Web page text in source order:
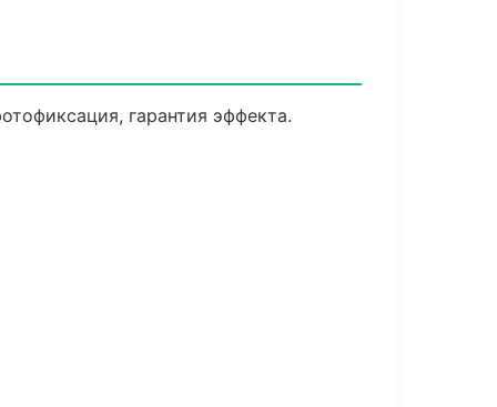
гарантия эффекта.